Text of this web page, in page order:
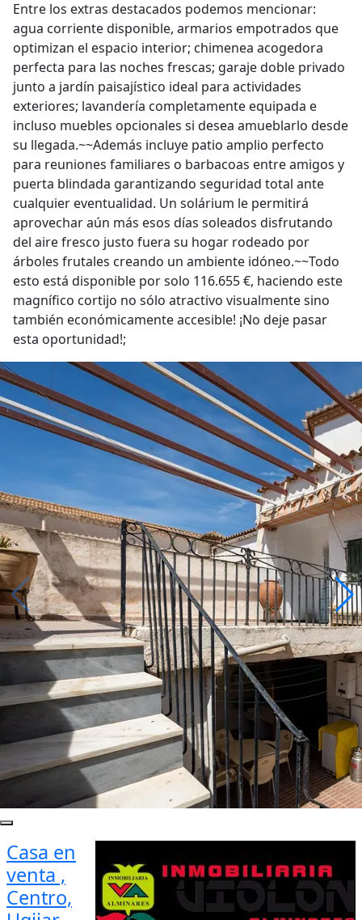
Entre los extras destacados podemos mencionar:
agua corriente disponible, armarios empotrados que
optimizan el espacio interior; chimenea acogedora
perfecta para las noches frescas; garaje doble privado
junto a jardín paisajístico ideal para actividades
exteriores; lavandería completamente equipada e
incluso muebles opcionales si desea amueblarlo desde
su llegada.~~Además incluye patio amplio perfecto
para reuniones familiares o barbacoas entre amigos y
puerta blindada garantizando seguridad total ante
cualquier eventualidad. Un solárium le permitirá
aprovechar aún más esos días soleados disfrutando
del aire fresco justo fuera su hogar rodeado por
árboles frutales creando un ambiente idóneo.~~Todo
esto está disponible por solo 116.655 €, haciendo este
magnífico cortijo no sólo atractivo visualmente sino
también económicamente accesible! ¡No deje pasar
esta oportunidad!;
Casa en
venta ,
Centro,